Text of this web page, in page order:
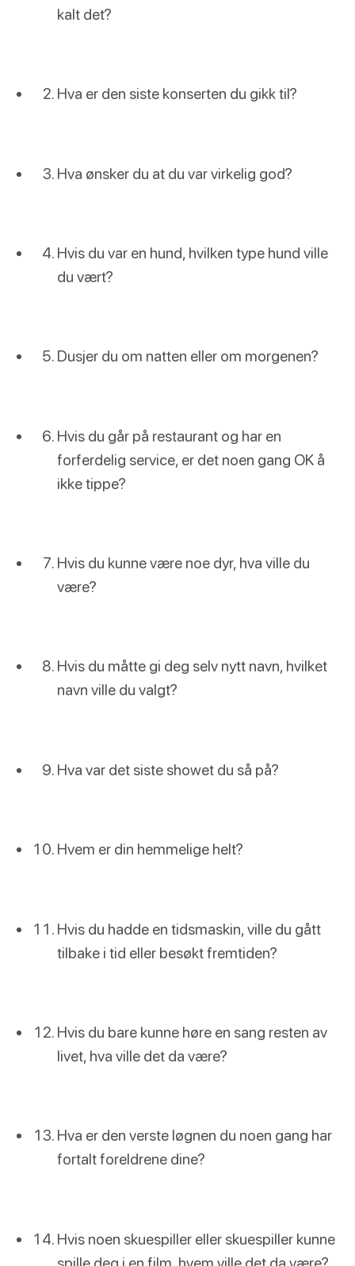
kalt det?
Hva er den siste konserten du gikk til?
Hva ønsker du at du var virkelig god?
Hvis du var en hund, hvilken type hund ville
du vært?
Dusjer du om natten eller om morgenen?
Hvis du går på restaurant og har en
forferdelig service, er det noen gang OK å
ikke tippe?
Hvis du kunne være noe dyr, hva ville du
være?
Hvis du måtte gi deg selv nytt navn, hvilket
navn ville du valgt?
Hva var det siste showet du så på?
Hvem er din hemmelige helt?
Hvis du hadde en tidsmaskin, ville du gått
tilbake i tid eller besøkt fremtiden?
Hvis du bare kunne høre en sang resten av
livet, hva ville det da være?
Hva er den verste løgnen du noen gang har
fortalt foreldrene dine?
Hvis noen skuespiller eller skuespiller kunne
spille deg i en film, hvem ville det da være?